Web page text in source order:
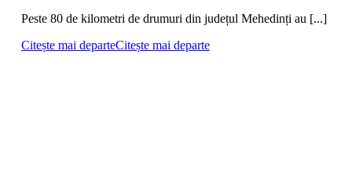
Peste 80 de kilometri de drumuri din județul Mehedinți au [...]
Citește mai departeCitește mai departe